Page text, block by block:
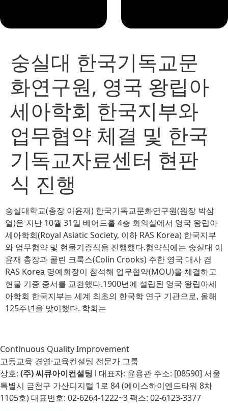
숭실대 한국기독교문
화연구원, 영국 왕립아
세아학회 한국지부와
업무협약 체결 및 한국
기독교자료센터 현판
식 진행
숭실대학교(총장 이윤재) 한국기독교문화연구원(원장 박삼
열)은 지난 10월 31일 베어드홀 4층 회의실에서 영국 왕립아
세아학회(Royal Asiatic Society, 이하 RAS Korea) 한국지부
와 업무협약 및 현물기증식을 진행했다.협약식에는 숭실대 이
윤재 총장과 콜린 크룩스(Colin Crooks) 주한 영국 대사 겸
RAS Korea 명예회장이 참석해 업무협약(MOU)을 체결하고
현물 기증 증서를 교환했다.1900년에 설립된 영국 왕립아세
아학회 한국지부는 세계 최초의 한국학 연구 기관으로, 올해
125주년을 맞이했다. 학회는
Continuous Quality Improvement
고등교육 경영·교육컨설팅 전문가 그룹
상호: (주) 씨큐아이컨설팅 l 대표자: 윤용관 주소: [08590] 서울
특별시 금천구 가산디지털 1로 84 (에이스하이엔드타워 8차
1105호) 대표번호: 02-6264-1222~3 팩스: 02-6123-3377